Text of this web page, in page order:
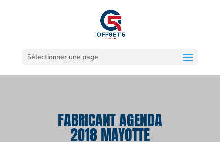
Sélectionner une page
FABRICANT AGENDA
2018 MAYOTTE